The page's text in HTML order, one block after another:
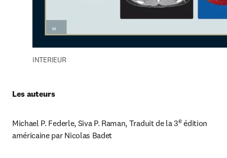
INTERIEUR
Les auteurs
Michael P. Federle, Siva P. Raman, Traduit de la 3e édition
américaine par Nicolas Badet